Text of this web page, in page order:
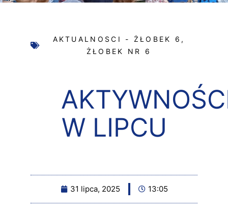
AKTUALNOSCI - ŻŁOBEK 6 ,
ŻŁOBEK NR 6
W LIPCU
31 lipca, 2025 13:05